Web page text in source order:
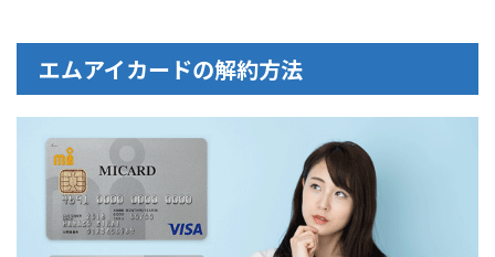
エムアイカードの解約方法